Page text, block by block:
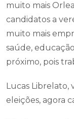
muito mais
candidatos a
muito mais
saúde,
próximo, pois
Lucas Librelato,
eleições, agora